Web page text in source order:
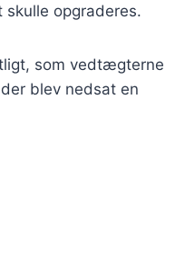
opgraderes.
som vedtægterne
blev nedsat en